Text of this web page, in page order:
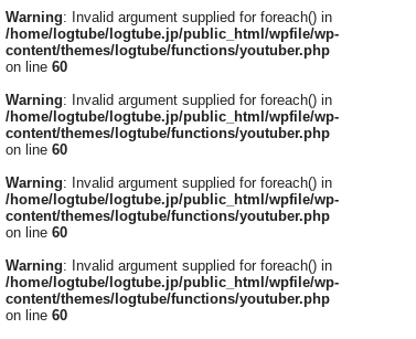
Warning: Invalid argument supplied for foreach() in
/home/logtube/logtube.jp/public_html/wpfile/wp-
content/themes/logtube/functions/youtuber.php
on line 60
Warning: Invalid argument supplied for foreach() in
/home/logtube/logtube.jp/public_html/wpfile/wp-
content/themes/logtube/functions/youtuber.php
on line 60
Warning: Invalid argument supplied for foreach() in
/home/logtube/logtube.jp/public_html/wpfile/wp-
content/themes/logtube/functions/youtuber.php
on line 60
Warning: Invalid argument supplied for foreach() in
/home/logtube/logtube.jp/public_html/wpfile/wp-
content/themes/logtube/functions/youtuber.php
on line 60